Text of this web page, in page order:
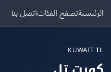
تصفح الفئاتاتصل بنا